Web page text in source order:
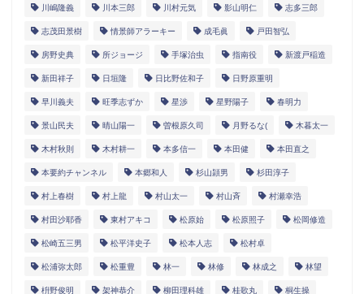
川嶋隆義 川本三郎 川村元気 影山明仁 志多三郎
志茂田景樹 情景師アラーキー 成毛眞 戸田智弘
房野史典 所ジョージ 手塚治虫 指南役 新渡戸稲造
新田祥子 日垣隆 日比野佐和子 日野原重明
早川義夫 旺季志ずか 星渉 星野陽子 春明力
景山民夫 晴山陽一 曽根原久司 月野るな( 木暮太一
木村秋則 木村耕一 本多信一 本田健 本田直之
本要約チャンネル 本郷和人 杉山頴男 杉田淳子
村上春樹 村上龍 村山太一 村山斉 村瀬幸浩
村田沙耶香 東村アキコ 松原始 松原照子 松岡修造
松崎五三男 松平洋史子 松本人志 松村卓
松浦弥太郎 松重豊 林一 林修 林成之 林望
枡野俊明 架神恭介 柳田理科雄 桂歌丸 桐生操